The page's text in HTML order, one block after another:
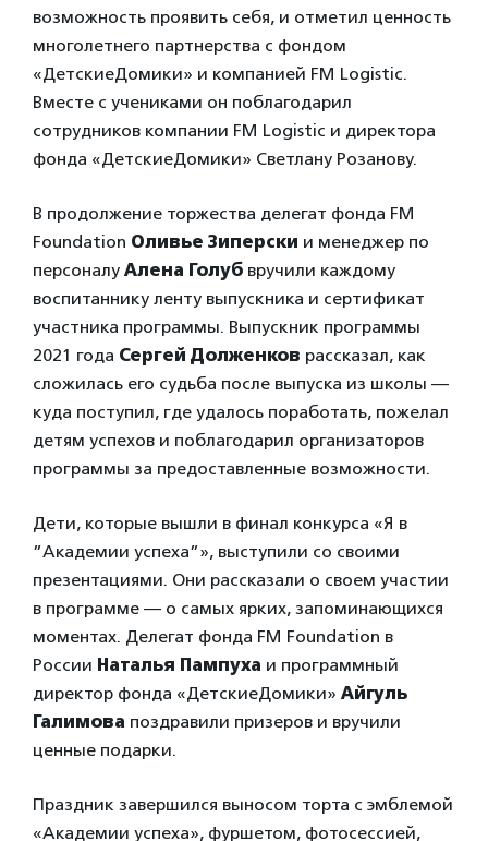
возможность проявить себя, и отметил ценность
многолетнего партнерства с фондом
«ДетскиеДомики» и компанией FM Logistic.
Вместе с учениками он поблагодарил
сотрудников компании FM Logistic и директора
фонда «ДетскиеДомики» Светлану Розанову.
В продолжение торжества делегат фонда FM
Foundation Оливье Зиперски и менеджер по
персоналу Алена Голуб вручили каждому
воспитаннику ленту выпускника и сертификат
участника программы. Выпускник программы
2021 года Сергей Долженков рассказал, как
сложилась его судьба после выпуска из школы —
куда поступил, где удалось поработать, пожелал
детям успехов и поблагодарил организаторов
программы за предоставленные возможности.
Дети, которые вышли в финал конкурса «Я в
”Академии успеха”», выступили со своими
презентациями. Они рассказали о своем участии
в программе — о самых ярких, запоминающихся
моментах. Делегат фонда FM Foundation в
России Наталья Пампуха и программный
директор фонда «ДетскиеДомики» Айгуль
Галимова поздравили призеров и вручили
ценные подарки.
Праздник завершился выносом торта с эмблемой
«Академии успеха», фуршетом, фотосессией,